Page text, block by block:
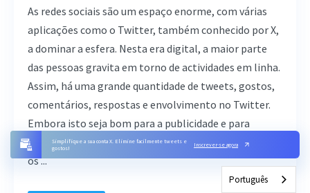
Simplifique a sua conta X. Elimine facilmente tweets e
gostos!
Inscrever-se agora
As redes sociais são um espaço enorme, com várias
aplicações como o Twitter, também conhecido por X,
a dominar a esfera. Nesta era digital, a maior parte
das pessoas gravita em torno de actividades em linha.
Assim, há uma grande quantidade de tweets, gostos,
comentários, respostas e envolvimento no Twitter.
Embora isto seja bom para a publicidade e para
afirmar a relevância, nem toda a gente deve ver todos
os ...
Português